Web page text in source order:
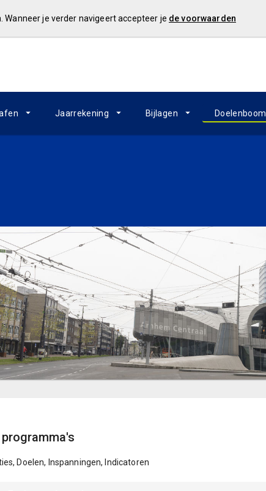
Wanneer je verder navigeert accepteer je de voorwaarden
Jaarrekening Bijlagen Doelenboom
Doelen, Inspanningen, Indicatoren